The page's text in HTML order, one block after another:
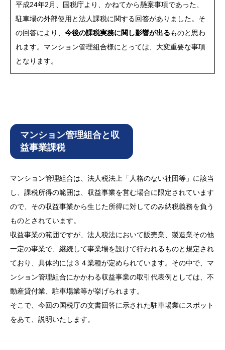
平成24年2月、国税庁より、かねてから懸案事項であった、
駐車場の外部使用と法人課税に関する回答がありました。そ
の回答により、 今後の課税実務に関し影響が出るものと思わ
れます。マンション管理組合様にとっては、大変重要な事項
となります。
マンション管理組合と収
益事業課税
マンション管理組合は、法人税法上「人格のない社団等」に該当
し、課税所得の範囲は、収益事業を営む場合に限定されています
ので、その収益事業から生じた所得に対してのみ納税義務を負う
ものとされています。
収益事業の範囲ですが、法人税法において販売業、製造業その他
一定の事業で、継続して事業場を設けて行われるものと規定され
ており、具体的には３４業種が定められています。その中で、マ
ンション管理組合にかかわる収益事業の取引代表例としては、不
動産貸付業、駐車場業等が挙げられます。
そこで、今回の国税庁の文書回答に示された駐車場業にスポット
をあて、説明いたします。